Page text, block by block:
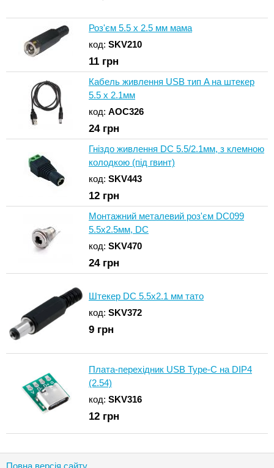
Роз'єм 5.5 х 2.5 мм мама
код: SKV210
11 грн
Кабель живлення USB тип A на штекер
5.5 x 2.1мм
код: AOC326
24грн
Гніздо живлення DC 5.5/2.1мм, з клемною
колодкою (під гвинт)
код: SKV443
12 грн
Монтажний металевий роз'єм DC099
5.5x2.5мм, DC
код: SKV470
24грн
Штекер DC 5.5x2.1 мм тато
код: SKV372
9 грн
Плата-перехідник USB Type-C на DIP4
(2.54)
код: SKV316
12 грн
Повна версія сайту